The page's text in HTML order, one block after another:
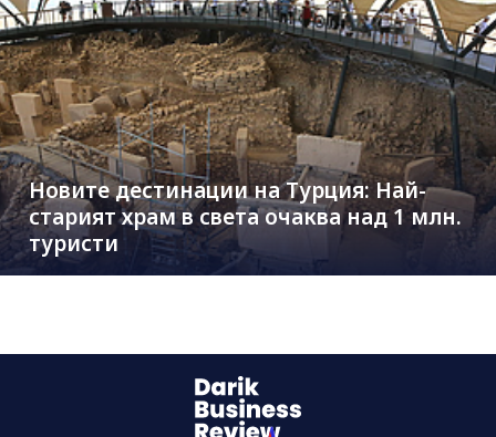
Новите дестинации на Турция: Най-
старият храм в света очаква над 1 млн.
туристи